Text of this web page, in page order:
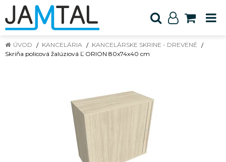
ÚVOD KANCELÁRIA
KANCELÁRSKE SKRINE - DREVENÉ
Skriňa policová žalúziová Ľ ORION 80x74x40 cm